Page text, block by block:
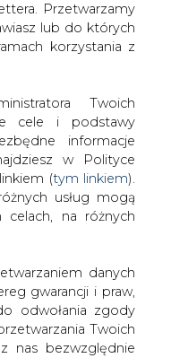
Przetwarzamy
lub do których
korzystania z
Twoich
cele i podstawy
informacje
w Polityce
(tym linkiem).
usług mogą
celach, na różnych
danych
gwarancji i praw,
odwołania zgody
Twoich
nas bezwzględnie
:
i
gronie